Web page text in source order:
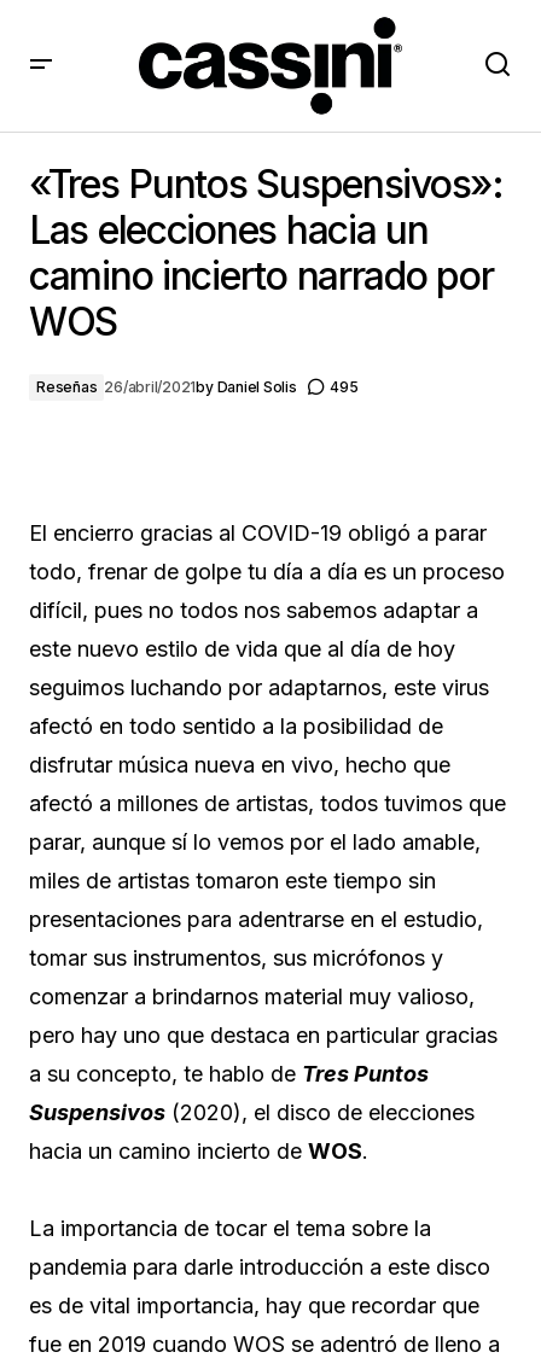
camino incierto narrado por WOS
«Tres Puntos Suspensivos»:
Las elecciones hacia un
camino incierto narrado por
WOS
Reseñas 26/abril/2021by Daniel Solis 495
El encierro gracias al COVID-19 obligó a parar
todo, frenar de golpe tu día a día es un proceso
difícil, pues no todos nos sabemos adaptar a
este nuevo estilo de vida que al día de hoy
seguimos luchando por adaptarnos, este virus
afectó en todo sentido a la posibilidad de
disfrutar música nueva en vivo, hecho que
afectó a millones de artistas, todos tuvimos que
parar, aunque sí lo vemos por el lado amable,
miles de artistas tomaron este tiempo sin
presentaciones para adentrarse en el estudio,
tomar sus instrumentos, sus micrófonos y
comenzar a brindarnos material muy valioso,
pero hay uno que destaca en particular gracias
a su concepto, te hablo de Tres Puntos
Suspensivos (2020), el disco de elecciones
hacia un camino incierto de WOS.
La importancia de tocar el tema sobre la
pandemia para darle introducción a este disco
es de vital importancia, hay que recordar que
fue en 2019 cuando WOS se adentró de lleno a